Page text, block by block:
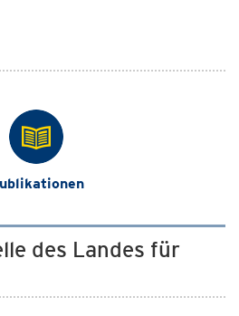
des Landes für